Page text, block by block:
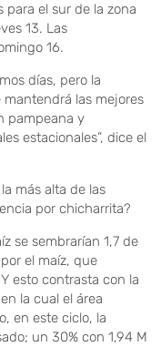
para el sur de la zona
13. Las
16.
días, pero la
las mejores
pampeana y
estacionales”, dice el
más alta de las
por chicharrita?
se sembrarían 1,7 de
el maíz, que
esto contrasta con la
la cual el área
en este ciclo, la
un 30% con 1,94 M